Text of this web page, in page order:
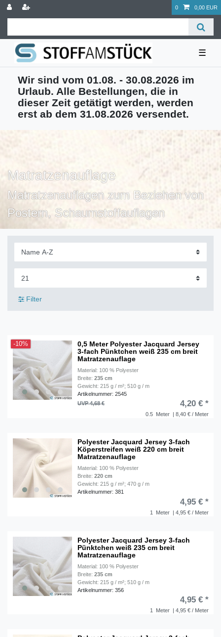
0 0,00 EUR
☰
Wir sind vom 01.08. - 30.08.2026 im
Urlaub. Alle Bestellungen, die in
dieser Zeit getätigt werden, werden
erst ab dem 31.08.2026 versendet.
Matratzenauflage
Matratzenauflagen zum Beziehen von
Postern, Schaumstoffauflagen
Filter
-10%
0,5 Meter Polyester Jacquard Jersey
3-fach Pünktchen weiß 235 cm breit
Matratzenauflage
Material: 100 % Polyester
Breite:235 cm
Gewicht: 215 g / m²; 510 g / m
Artikelnummer: 2545
0.5 Meter | 8,40 € / Meter
UVP 4,68 € 4,20 € *
Polyester Jacquard Jersey 3-fach
Köperstreifen weiß 220 cm breit
Matratzenauflage
Material: 100 % Polyester
Breite:220 cm
Gewicht: 215 g / m²; 470 g / m
Artikelnummer: 381
1 Meter | 4,95 € / Meter
4,95 € *
Polyester Jacquard Jersey 3-fach
Pünktchen weiß 235 cm breit
Matratzenauflage
Material: 100 % Polyester
Breite:235 cm
Gewicht: 215 g / m²; 510 g / m
Artikelnummer: 356
1 Meter | 4,95 € / Meter
4,95 € *